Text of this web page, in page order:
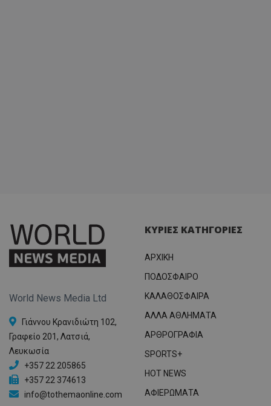
World News Media Ltd
Γιάννου Κρανιδιώτη 102,
Γραφείο 201, Λατσιά,
Λευκωσία
+357 22 205865
+357 22 374613
info@tothemaonline.com
ΚΥΡΙΕΣ ΚΑΤΗΓΟΡΙΕΣ
ΑΡΧΙΚΗ
ΠΟΔΟΣΦΑΙΡΟ
ΚΑΛΑΘΟΣΦΑΙΡΑ
ΑΛΛΑ ΑΘΛΗΜΑΤΑ
ΑΡΘΡΟΓΡΑΦΙΑ
SPORTS+
HOT NEWS
ΑΦΙΕΡΩΜΑΤΑ